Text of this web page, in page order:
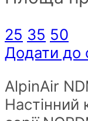
25 35 50
Додати до
AlpinAir
Настінний